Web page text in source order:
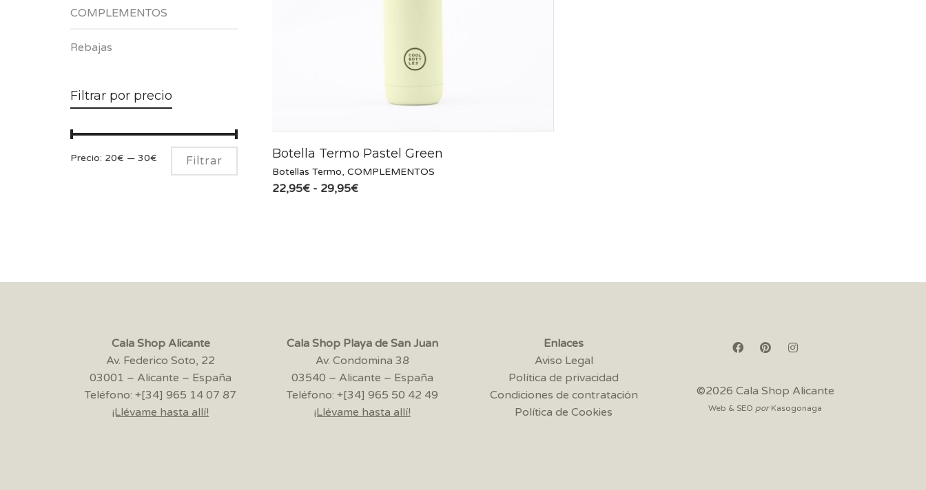
Botella Termo Pastel Green
Botellas Termo, COMPLEMENTOS
22,95€ - 29,95€Rango
COMPLEMENTOS
Rebajas
Filtrar por precio
Filtrar
Precio: 20€ — 30€
Cala Shop Alicante
Av. Federico Soto, 22
03001 – Alicante – España
Teléfono: +[34] 965 14 07 87
¡Llévame hasta allí!
Cala Shop Playa de San Juan
Av. Condomina 38
03540 – Alicante – España
Teléfono: +[34] 965 50 42 49
¡Llévame hasta allí!
Enlaces
Aviso Legal
Política de privacidad
Condiciones de contratación
Política de Cookies
©2026 Cala Shop Alicante
Web & SEO por Kasogonaga